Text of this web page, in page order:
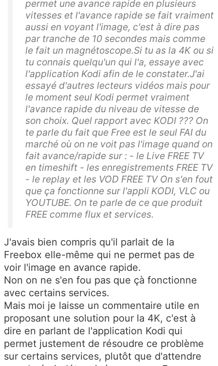
permet une avance rapide en plusieurs
vitesses et l'avance rapide se fait vraiment
aussi en voyant l'image, c'est à dire pas
par tranche de 10 secondes mais comme
le fait un magnétoscope.Si tu as la 4K ou si
tu connais quelqu'un qui l'a, essaye avec
l'application Kodi afin de le constater.J'ai
essayé d'autres lecteurs vidéos mais pour
le moment seul Kodi permet vraiment
l'avance rapide du niveau de vitesse de
son choix. Quel rapport avec KODI ??? On
te parle du fait que Free est le seul FAI du
marché où on ne voit pas l'image quand on
fait avance/rapide sur : - le Live FREE TV
en timeshift - les enregistrements FREE TV
- le replay et les VOD FREE TV On s'en fout
que ça fonctionne sur l'appli KODI, VLC ou
YOUTUBE. On te parle de ce que produit
FREE comme flux et services.
J'avais bien compris qu'il parlait de la
Freebox elle-même qui ne permet pas de
voir l'image en avance rapide.
Non on ne s'en fou pas que çà fonctionne
avec certains services.
Mais moi je laisse un commentaire utile en
proposant une solution pour la 4K, c'est à
dire en parlant de l'application Kodi qui
permet justement de résoudre ce problème
sur certains services, plutôt que d'attendre